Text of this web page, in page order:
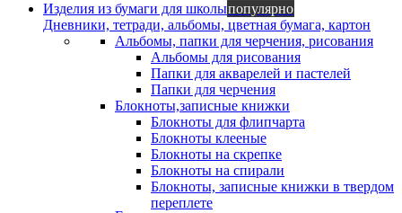
Изделия из бумаги для школыпопулярно
Дневники, тетради, альбомы, цветная бумага, картон
Альбомы, папки для черчения, рисования
Альбомы для рисования
Папки для акварелей и пастелей
Папки для черчения
Блокноты,записные книжки
Блокноты для флипчарта
Блокноты клееные
Блокноты на скрепке
Блокноты на спирали
Блокноты, записные книжки в твердом
переплете